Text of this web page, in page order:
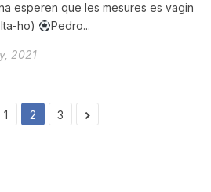
esperen que les mesures es vagin
ho)
Pedro...
2021
1 2 3